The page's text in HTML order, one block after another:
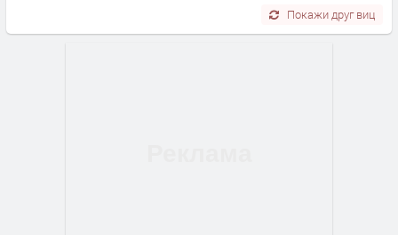
Покажи друг виц